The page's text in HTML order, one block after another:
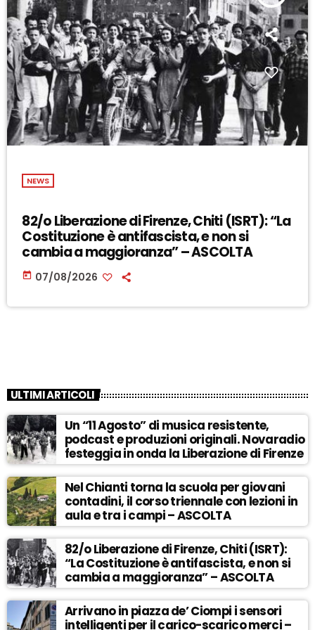
NEWS
82/o Liberazione di Firenze, Chiti (ISRT): “La
Costituzione è antifascista, e non si
cambia a maggioranza” – ASCOLTA
today 07/08/2026
ULTIMI ARTICOLI
Un “11 Agosto” di musica resistente,
podcast e produzioni originali. Novaradio
festeggia in onda la Liberazione di Firenze
Nel Chianti torna la scuola per giovani
contadini, il corso triennale con lezioni in
aula e tra i campi – ASCOLTA
82/o Liberazione di Firenze, Chiti (ISRT):
“La Costituzione è antifascista, e non si
cambia a maggioranza” – ASCOLTA
Arrivano in piazza de’ Ciompi i sensori
intelligenti per il carico-scarico merci –